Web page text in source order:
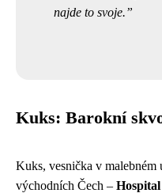
najde to svoje.
Kuks: Barokní
Kuks, vesnička v
východních Čech –